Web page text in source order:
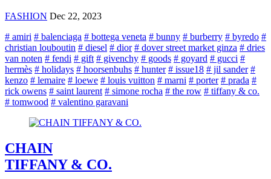
FASHION Dec 22, 2023
# amiri # balenciaga # bottega veneta # bunny # burberry # byredo #
christian louboutin # diesel # dior # dover street market ginza # dries
van noten # fendi # gift # givenchy # goods # goyard # gucci #
hermès # holidays # hoorsenbuhs # hunter # issue18 # jil sander #
kenzo # lemaire # loewe # louis vuitton # marni # porter # prada #
rick owens # saint laurent # simone rocha # the row # tiffany & co.
# tomwood # valentino garavani
CHAIN
TIFFANY & CO.